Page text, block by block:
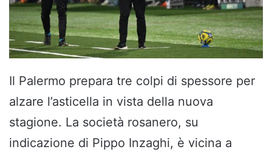
Il Palermo prepara tre colpi di spessore per
alzare l’asticella in vista della nuova
stagione. La società rosanero, su
indicazione di Pippo Inzaghi, è vicina a